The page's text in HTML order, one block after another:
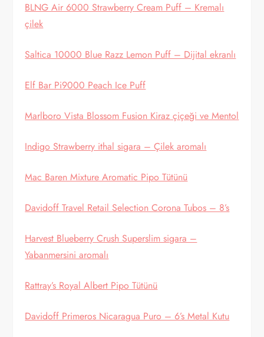
BLNG Air 6000 Strawberry Cream Puff – Kremalı
çilek
Saltica 10000 Blue Razz Lemon Puff – Dijital ekranlı
Elf Bar Pi9000 Peach Ice Puff
Marlboro Vista Blossom Fusion Kiraz çiçeği ve Mentol
Indigo Strawberry ithal sigara – Çilek aromalı
Mac Baren Mixture Aromatic Pipo Tütünü
Davidoff Travel Retail Selection Corona Tubos – 8’s
Harvest Blueberry Crush Superslim sigara –
Yabanmersini aromalı
Rattray’s Royal Albert Pipo Tütünü
Davidoff Primeros Nicaragua Puro – 6’s Metal Kutu